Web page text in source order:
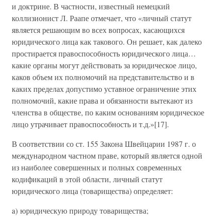
и доктрине. В частности, известный немецкий
коллизионист Л. Раапе отмечает, что «личный статут
является решающим во всех вопросах, касающихся
юридического лица как такового. Он решает, как далеко
простирается правоспособность юридического лица…
какие органы могут действовать за юридическое лицо,
каков объем их полномочий на представительство и в
каких пределах допустимо уставное ограничение этих
полномочий, какие права и обязанности вытекают из
членства в обществе, по каким основаниям юридическое
лицо утрачивает правоспособность и т.д.»[17].
В соответствии со ст. 155 Закона Швейцарии 1987 г. о
международном частном праве, который является одной
из наиболее совершенных и полных современных
кодификаций в этой области, личный статут
юридического лица (товарищества) определяет:
a) юридическую природу товарищества;